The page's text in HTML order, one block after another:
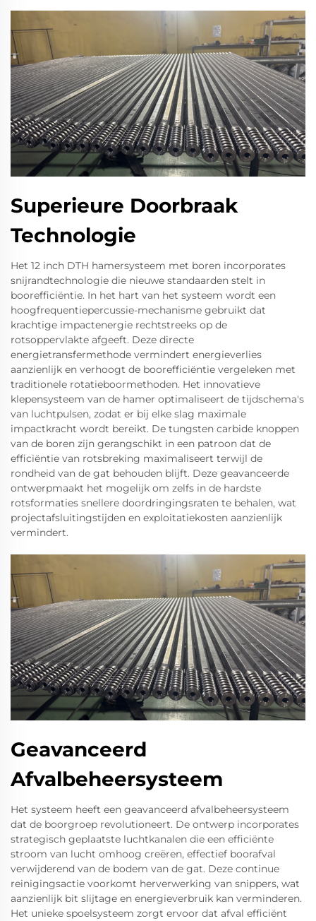
Superieure Doorbraak
Technologie
Het 12 inch DTH hamersysteem met boren incorporates
snijrandtechnologie die nieuwe standaarden stelt in
boorefficiëntie. In het hart van het systeem wordt een
hoogfrequentiepercussie-mechanisme gebruikt dat
krachtige impactenergie rechtstreeks op de
rotsoppervlakte afgeeft. Deze directe
energietransfermethode vermindert energieverlies
aanzienlijk en verhoogt de boorefficiëntie vergeleken met
traditionele rotatieboormethoden. Het innovatieve
klepensysteem van de hamer optimaliseert de tijdschema's
van luchtpulsen, zodat er bij elke slag maximale
impactkracht wordt bereikt. De tungsten carbide knoppen
van de boren zijn gerangschikt in een patroon dat de
efficiëntie van rotsbreking maximaliseert terwijl de
rondheid van de gat behouden blijft. Deze geavanceerde
ontwerpmaakt het mogelijk om zelfs in de hardste
rotsformaties snellere doordringingsraten te behalen, wat
projectafsluitingstijden en exploitatiekosten aanzienlijk
vermindert.
Geavanceerd
Afvalbeheersysteem
Het systeem heeft een geavanceerd afvalbeheersysteem
dat de boorgroep revolutioneert. De ontwerp incorporates
strategisch geplaatste luchtkanalen die een efficiënte
stroom van lucht omhoog creëren, effectief boorafval
verwijderend van de bodem van de gat. Deze continue
reinigingsactie voorkomt herverwerking van snippers, wat
aanzienlijk bit slijtage en energieverbruik kan verminderen.
Het unieke spoelsysteem zorgt ervoor dat afval efficiënt